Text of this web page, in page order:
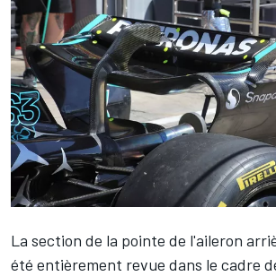
La section de la pointe de l'aileron
été entièrement revue dans le cadre